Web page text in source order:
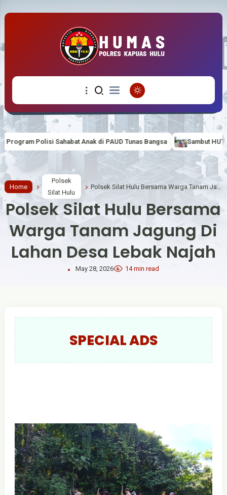
Anak di PAUD Tunas Bangsa Sambut HUT ke-81 RI, Polsek
Home
Polsek
Silat Hulu
Polsek Silat Hulu Bersama
Warga Tanam Jagung Di
Lahan Desa Lebak Najah
May 28, 2026 14 min read
SPECIAL ADS